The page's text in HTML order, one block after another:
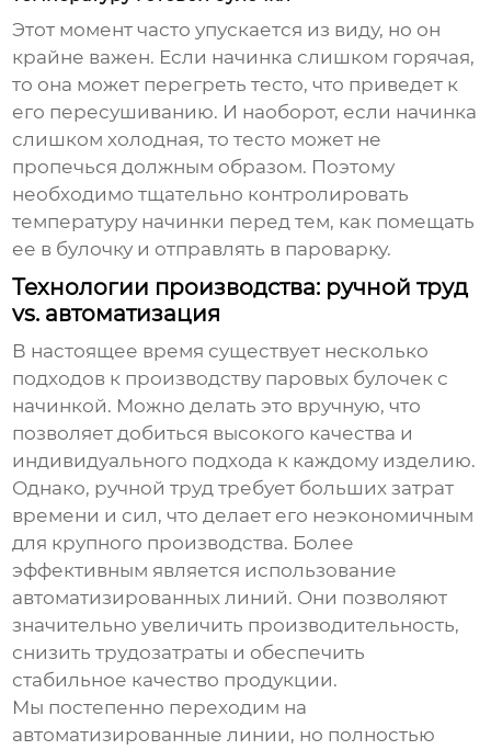
Этот момент часто упускается из виду, но он
крайне важен. Если начинка слишком горячая,
то она может перегреть тесто, что приведет к
его пересушиванию. И наоборот, если начинка
слишком холодная, то тесто может не
пропечься должным образом. Поэтому
необходимо тщательно контролировать
температуру начинки перед тем, как помещать
ее в булочку и отправлять в пароварку.
Технологии производства: ручной труд
vs. автоматизация
В настоящее время существует несколько
подходов к производству паровых булочек с
начинкой. Можно делать это вручную, что
позволяет добиться высокого качества и
индивидуального подхода к каждому изделию.
Однако, ручной труд требует больших затрат
времени и сил, что делает его неэкономичным
для крупного производства. Более
эффективным является использование
автоматизированных линий. Они позволяют
значительно увеличить производительность,
снизить трудозатраты и обеспечить
стабильное качество продукции.
Мы постепенно переходим на
автоматизированные линии, но полностью